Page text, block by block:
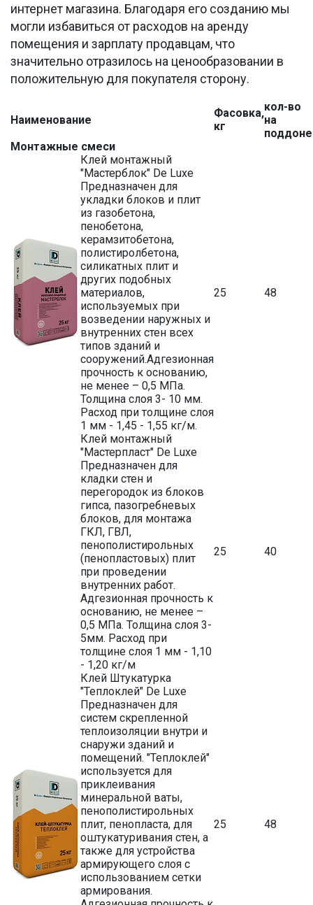
интернет магазина. Благодаря его созданию мы
могли избавиться от расходов на аренду
помещения и зарплату продавцам, что
значительно отразилось на ценообразовании в
положительную для покупателя сторону.
Наименование
Фасовка,
кг
кол-во
на
поддоне
Монтажные смеси
Клей монтажный
"Мастерблок" De Luxe
25 48
Предназначен для
укладки блоков и плит
из газобетона,
пенобетона,
керамзитобетона,
полистиролбетона,
силикатных плит и
других подобных
материалов,
используемых при
возведении наружных и
внутренних стен всех
типов зданий и
сооружений.Адгезионная
прочность к основанию,
не менее – 0,5 МПа.
Толщина слоя 3- 10 мм.
Расход при толщине слоя
1 мм - 1,45 - 1,55 кг/м.
Клей монтажный
"Мастерпласт" De Luxe
25 40
Предназначен для
кладки стен и
перегородок из блоков
гипса, пазогребневых
блоков, для монтажа
ГКЛ, ГВЛ,
пенополистирольных
(пенопластовых) плит
при проведении
внутренних работ.
Адгезионная прочность к
основанию, не менее –
0,5 МПа. Толщина слоя 3-
5мм. Расход при
толщине слоя 1 мм - 1,10
- 1,20 кг/м
Клей Штукатурка
"Теплоклей" De Luxe
25 48
Предназначен для
систем скрепленной
теплоизоляции внутри и
снаружи зданий и
помещений. "Теплоклей"
используется для
приклеивания
минеральной ваты,
пенополистирольных
плит, пенопласта, для
оштукатуривания стен, а
также для устройства
армирующего слоя с
использованием сетки
армирования.